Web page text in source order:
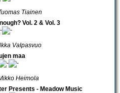
Tiainen
Vol. 2 & Vol. 3
Valpasvuo
maa
Heimola
Presents - Meadow Music